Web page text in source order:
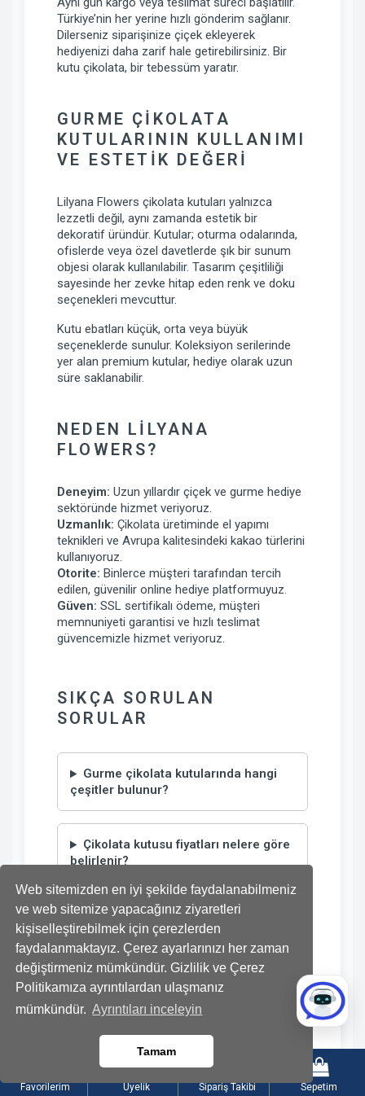
Web sitemizden en iyi şekilde faydalanabilmeniz
ve web sitemize yapacağınız ziyaretleri
kişiselleştirebilmek için çerezlerden
faydalanmaktayız. Çerez ayarlarınızı her zaman
değiştirmeniz mümkündür. Gizlilik ve Çerez
Politikamıza ayrıntılardan ulaşmanız
mümkündür. Ayrıntıları inceleyin
Tamam
Türkiye’nin her yerine hızlı gönderim sağlanır.
Dilerseniz siparişinize çiçek ekleyerek
hediyenizi daha zarif hale getirebilirsiniz. Bir
kutu çikolata, bir tebessüm yaratır.
GURME ÇIKOLATA
KUTULARININ KULLANIMI
VE ESTETIK DEĞERI
Lilyana Flowers çikolata kutuları yalnızca
lezzetli değil, aynı zamanda estetik bir
dekoratif üründür. Kutular; oturma odalarında,
ofislerde veya özel davetlerde şık bir sunum
objesi olarak kullanılabilir. Tasarım çeşitliliği
sayesinde her zevke hitap eden renk ve doku
seçenekleri mevcuttur.
Kutu ebatları küçük, orta veya büyük
seçeneklerde sunulur. Koleksiyon serilerinde
yer alan premium kutular, hediye olarak uzun
süre saklanabilir.
NEDEN LILYANA
FLOWERS?
Deneyim: Uzun yıllardır çiçek ve gurme hediye
sektöründe hizmet veriyoruz.
Uzmanlık: Çikolata üretiminde el yapımı
teknikleri ve Avrupa kalitesindeki kakao türlerini
kullanıyoruz.
Otorite: Binlerce müşteri tarafından tercih
edilen, güvenilir online hediye platformuyuz.
Güven: SSL sertifikalı ödeme, müşteri
memnuniyeti garantisi ve hızlı teslimat
güvencemizle hizmet veriyoruz.
SIKÇA SORULAN
SORULAR
Gurme çikolata kutularında hangi
çeşitler bulunur?
Çikolata kutusu fiyatları nelere göre
belirlenir?
Lilyana Flowers çikolataları taze mi
hazırlanıyor?
Hediyelik çikolata siparişime not
ekleyebilir miyim?
Favorilerim Üyelik Sipariş Takibi Sepetim